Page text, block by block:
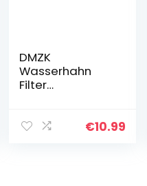
DMZK
Wasserhahn
Filter
Küchenarmatur
€10.99